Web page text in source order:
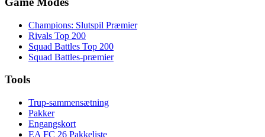
Champions: Slutspil Præmier
Rivals Top 200
Squad Battles Top 200
Squad Battles-præmier
Tools
Trup-sammensætning
Pakker
Engangskort
EA FC 26 Pakkeliste